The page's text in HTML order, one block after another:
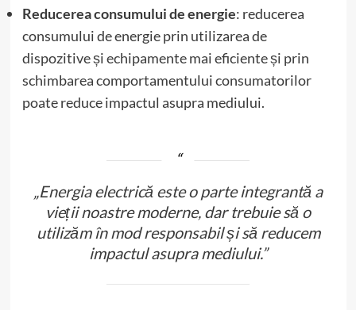
Reducerea consumului de energie: reducerea
consumului de energie prin utilizarea de
dispozitive și echipamente mai eficiente și prin
schimbarea comportamentului consumatorilor
poate reduce impactul asupra mediului.
„Energia electrică este o parte integrantă a
vieții noastre moderne, dar trebuie să o
utilizăm în mod responsabil și să reducem
impactul asupra mediului.”